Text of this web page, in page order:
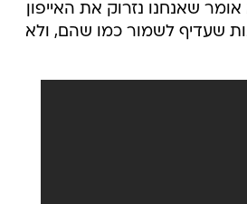
שאנחנו נזרוק את האייפון
שעדיף לשמור כמו שהם, ולא